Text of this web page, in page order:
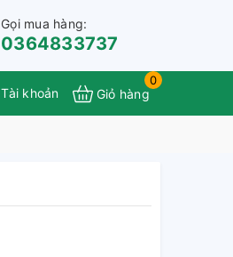
Gọi mua hàng:
0364833737
Tài khoản
0
Giỏ hàng